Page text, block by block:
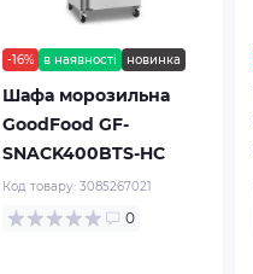
-16% в наявності новинка
Шафа морозильна
GoodFood GF-
SNACK400BTS-HC
Код товару: 3085267021
0